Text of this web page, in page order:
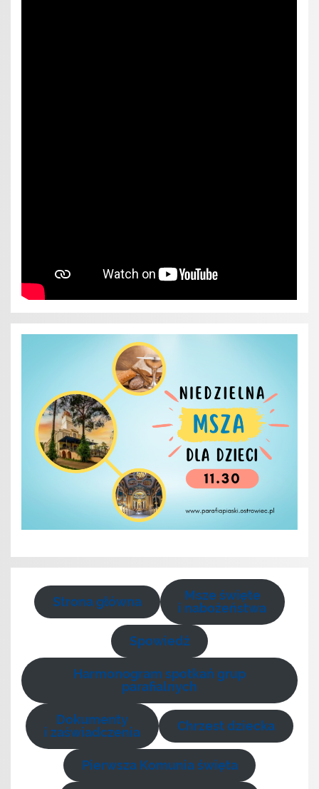
Strona główna
Msze święte
i nabożeństwa
Spowiedź
Harmonogram spotkań grup
parafialnych
Dokumenty
i zaświadczenia
Chrzest dziecka
Pierwsza Komunia święta